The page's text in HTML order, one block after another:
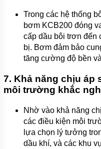
Trong các hệ thống
bơm KCB200 đóng
cấp dầu bôi trơn đến
bị. Bơm đảm bảo
tăng cường độ bền
7. Khả năng chịu áp
môi trường khắc
Nhờ vào khả năng
các điều kiện môi
lựa chọn lý tưởng
dầu khí, và các khu